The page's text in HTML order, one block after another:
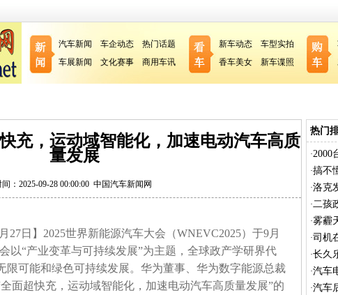
汽车新闻 车企动态
热门话题
车展新闻
文化赛事 商用车讯
新车动态
车型实拍
香车美女
新车谍照
充，运动域智能化，加速电动汽车高质
量发展
间：2025-09-28 00:00:00 中国汽车新闻网
27日】2025世界新能源汽车大会（WNEVC2025）于9月
以“产业变革与可持续发展”为主题，全球政产学研界代
限可能和绿色可持续发展。华为董事、华为数字能源总裁
面超快充，运动域智能化，加速电动汽车高质量发展”的
热门
·2000
·搞不
·洛克
·二孩
·雾霾
·司机
·长久
·汽车
·汽车